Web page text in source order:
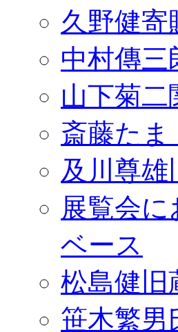
久野健寄
中村傳三
山下菊二
斎藤た
及川尊
展覧会
ベース
松島健旧
笹木繁男